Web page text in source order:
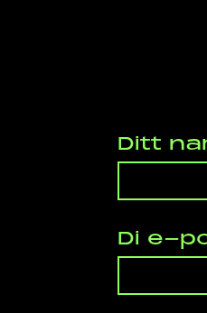
Ditt
Di e-